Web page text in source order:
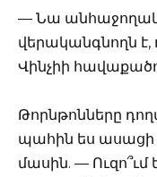
— Նա անհաջողակ
վերականգնողն է,
Վինչիի
Թորնթոնները
պահին ես ասացի
մասին. — Ուզո՞ւմ